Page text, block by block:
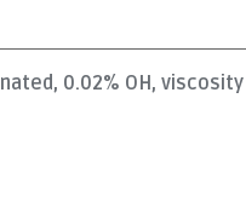
0.02% OH,